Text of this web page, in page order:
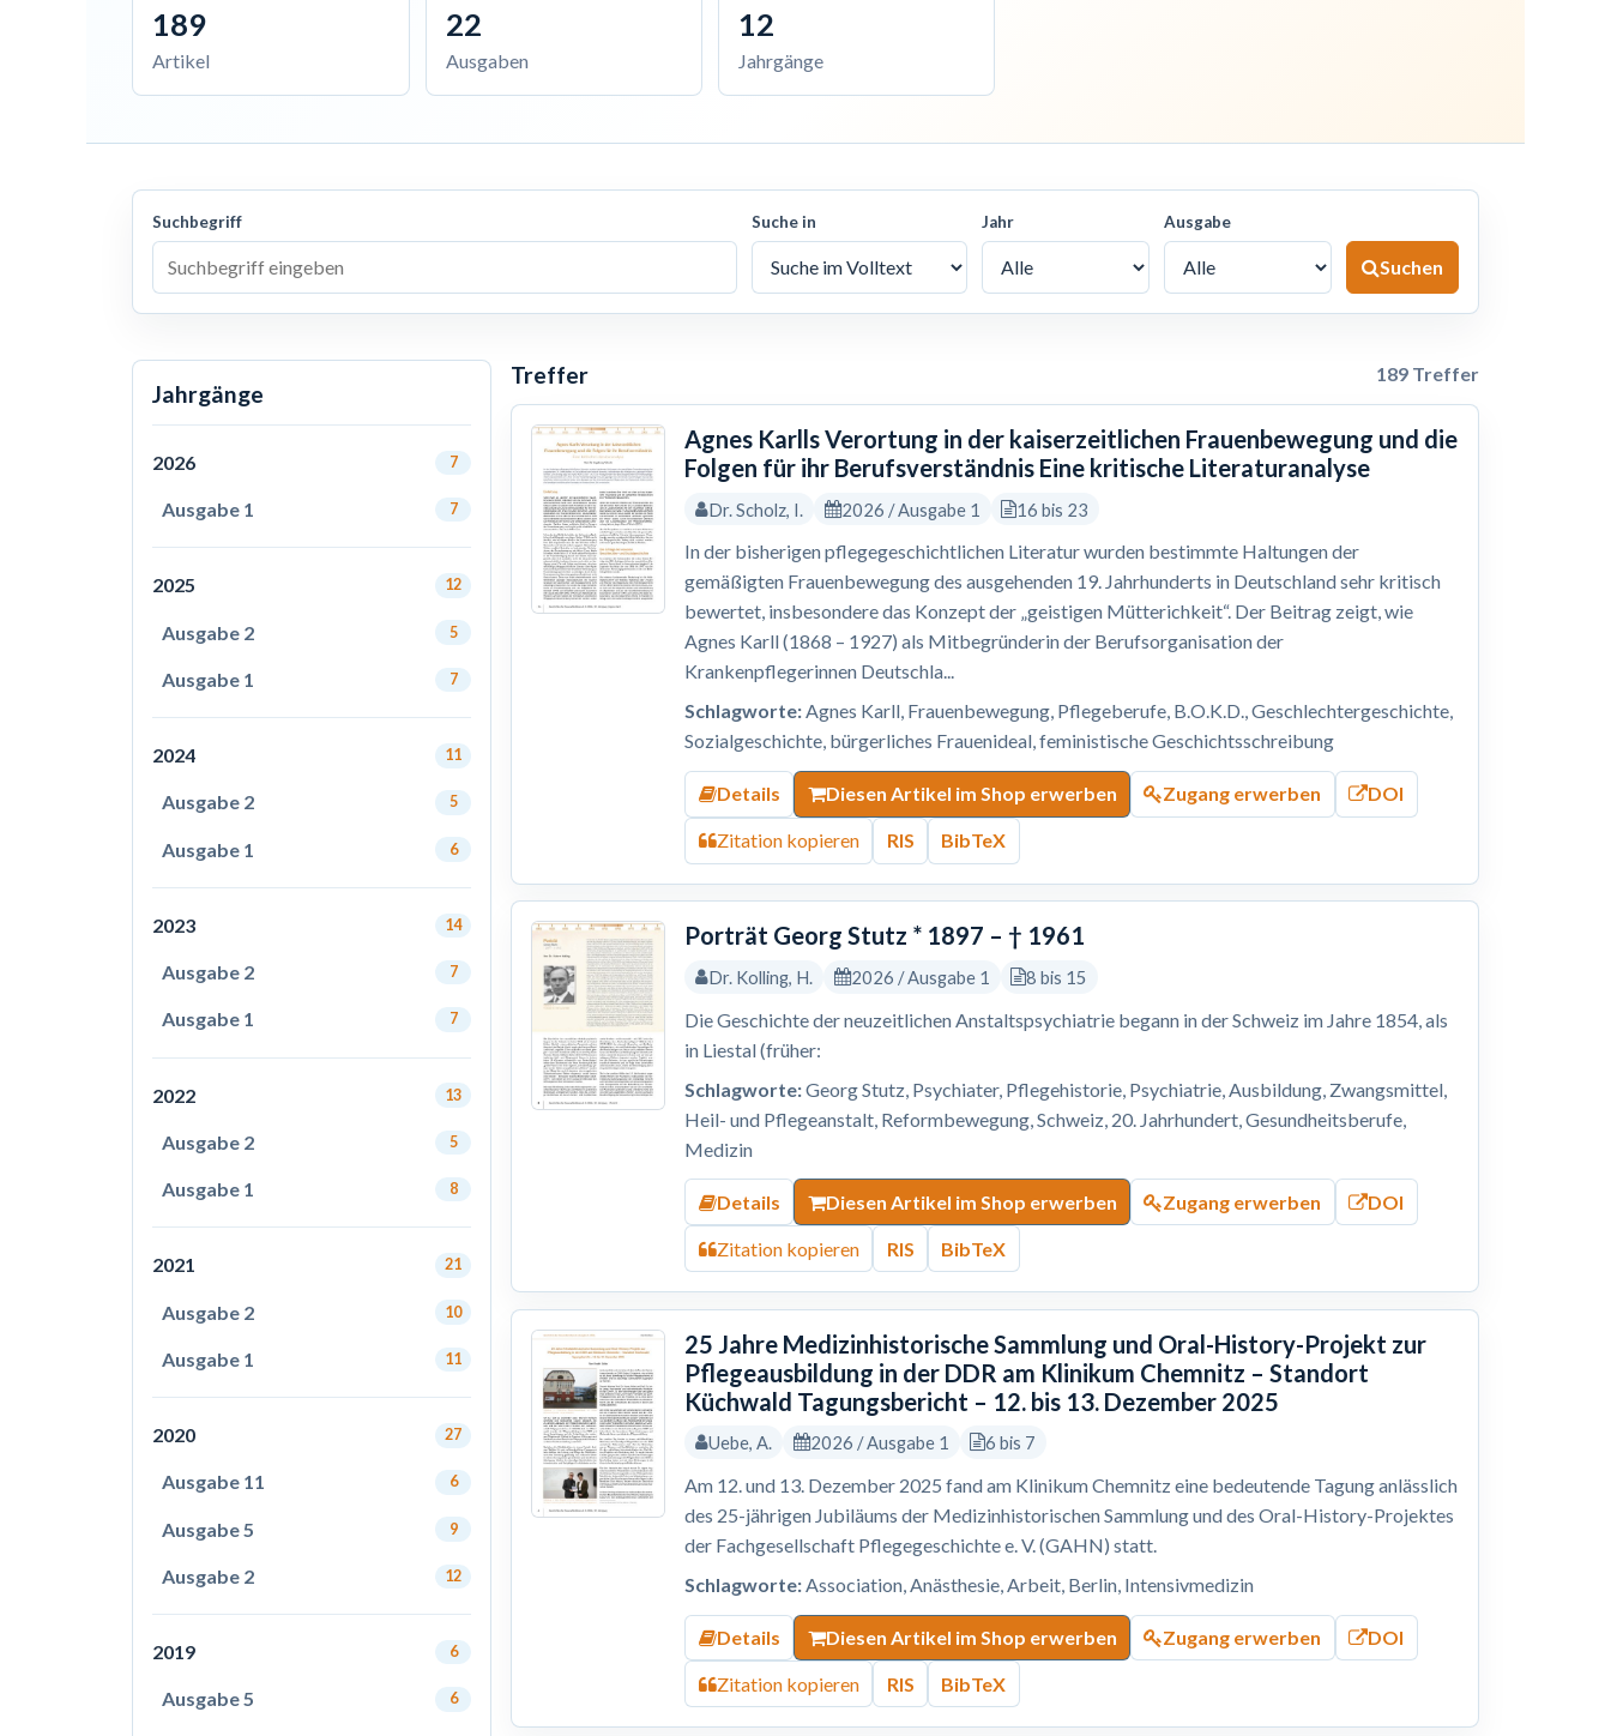
189
Artikel
22
Ausgaben
12
Jahrgänge
Suchbegriff Suche in Jahr Ausgabe
Suchen
Jahrgänge
2026 7
Ausgabe 1 7
2025 12
Ausgabe 2 5
Ausgabe 1 7
2024 11
Ausgabe 2 5
Ausgabe 1 6
2023 14
Ausgabe 2 7
Ausgabe 1 7
2022 13
Ausgabe 2 5
Ausgabe 1 8
2021 21
Ausgabe 2 10
Ausgabe 1 11
2020 27
Ausgabe 11 6
Ausgabe 5 9
Ausgabe 2 12
2019 6
Ausgabe 5 6
Treffer 189 Treffer
Agnes Karlls Verortung in der kaiserzeitlichen Frauenbewegung und die
Folgen für ihr Berufsverständnis Eine kritische Literaturanalyse
Dr. Scholz, I. 2026 / Ausgabe 1 16 bis 23
In der bisherigen pflegegeschichtlichen Literatur wurden bestimmte Haltungen der
gemäßigten Frauenbewegung des ausgehenden 19. Jahrhunderts in Deutschland sehr kritisch
bewertet, insbesondere das Konzept der „geistigen Mütterichkeit“. Der Beitrag zeigt, wie
Agnes Karll (1868 – 1927) als Mitbegründerin der Berufsorganisation der
Krankenpflegerinnen Deutschla...
Schlagworte:Agnes Karll, Frauenbewegung, Pflegeberufe, B.O.K.D., Geschlechtergeschichte,
Sozialgeschichte, bürgerliches Frauenideal, feministische Geschichtsschreibung
Details Diesen Artikel im Shop erwerben Zugang erwerben DOI
Zitation kopieren RIS BibTeX
Porträt Georg Stutz * 1897 – † 1961
Dr. Kolling, H. 2026 / Ausgabe 1 8 bis 15
Die Geschichte der neuzeitlichen Anstaltspsychiatrie begann in der Schweiz im Jahre 1854, als
in Liestal (früher:
Schlagworte:Georg Stutz, Psychiater, Pflegehistorie, Psychiatrie, Ausbildung, Zwangsmittel,
Heil- und Pflegeanstalt, Reformbewegung, Schweiz, 20. Jahrhundert, Gesundheitsberufe,
Medizin
Details Diesen Artikel im Shop erwerben Zugang erwerben DOI
Zitation kopieren RIS BibTeX
25 Jahre Medizinhistorische Sammlung und Oral-History-Projekt zur
Pflegeausbildung in der DDR am Klinikum Chemnitz – Standort
Küchwald Tagungsbericht – 12. bis 13. Dezember 2025
Uebe, A. 2026 / Ausgabe 1 6 bis 7
Am 12. und 13. Dezember 2025 fand am Klinikum Chemnitz eine bedeutende Tagung anlässlich
des 25-jährigen Jubiläums der Medizinhistorischen Sammlung und des Oral-History-Projektes
der Fachgesellschaft Pflegegeschichte e. V. (GAHN) statt.
Schlagworte:Association, Anästhesie, Arbeit, Berlin, Intensivmedizin
Details Diesen Artikel im Shop erwerben Zugang erwerben DOI
Zitation kopieren RIS BibTeX